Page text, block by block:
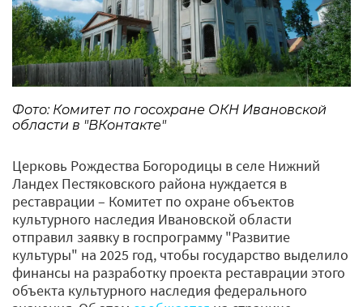
Фото: Комитет по госохране ОКН Ивановской
области в "ВКонтакте"
Церковь Рождества Богородицы в селе Нижний
Ландех Пестяковского района нуждается в
реставрации – Комитет по охране объектов
культурного наследия Ивановской области
отправил заявку в госпрограмму "Развитие
культуры" на 2025 год, чтобы государство выделило
финансы на разработку проекта реставрации этого
объекта культурного наследия федерального